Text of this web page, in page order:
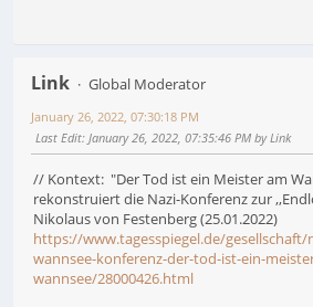
Link
Global Moderator
January 26, 2022, 07:30:18 PM
Last Edit: January 26, 2022, 07:35:46 PM by Link
// Kontext: "Der Tod ist ein Meister am
rekonstruiert die Nazi-Konferenz zur
Nikolaus von Festenberg (25.01.2022)
https://www.tagesspiegel.de/
wannsee-konferenz-der-tod-ist-ein-
wannsee/28000426.html